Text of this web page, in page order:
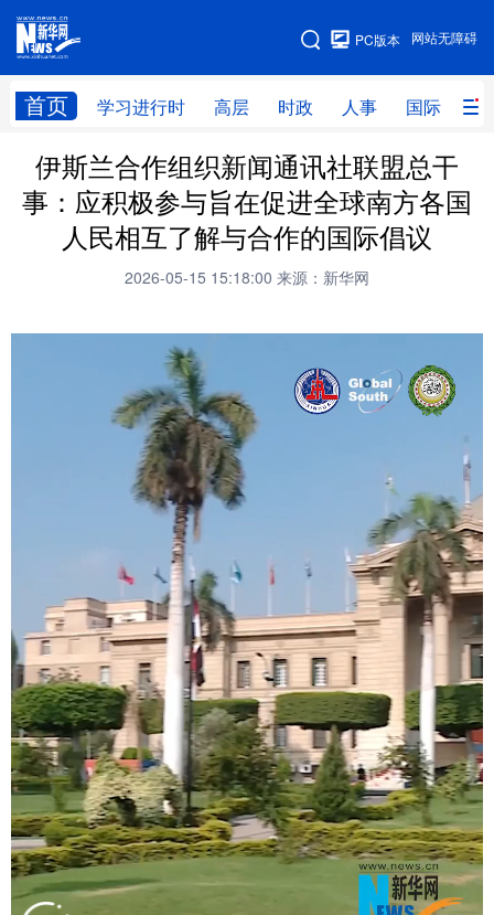
网站无障碍
PC版本
首页 学习进行时 高层 时政 人事 国际 财
网站地图
学习进行时 高层 时政 人事
国际 财经 网评 港澳
书画
视频 图片 政务
中央文件
人居 数字经济
乡村振兴 溯源中国
旅游 能源 会展
彩票 娱乐 时尚 悦读
公益 一带一路 亚太网
文化产业
地方频道
北京 天津 河北 山西
辽宁 江苏
伊斯兰合作组织新闻通讯社联盟总干
事：应积极参与旨在促进全球南方各国
人民相互了解与合作的国际倡议
2026-05-15 15:18:00 来源：新华网